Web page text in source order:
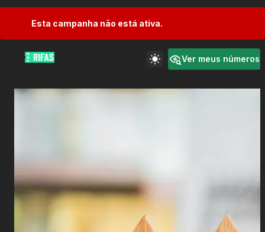
Esta campanha não está ativa.
Ver meus números